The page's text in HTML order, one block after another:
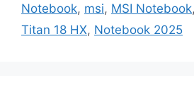
Notebook, msi, MSI Notebook,
Titan 18 HX, Notebook 2025